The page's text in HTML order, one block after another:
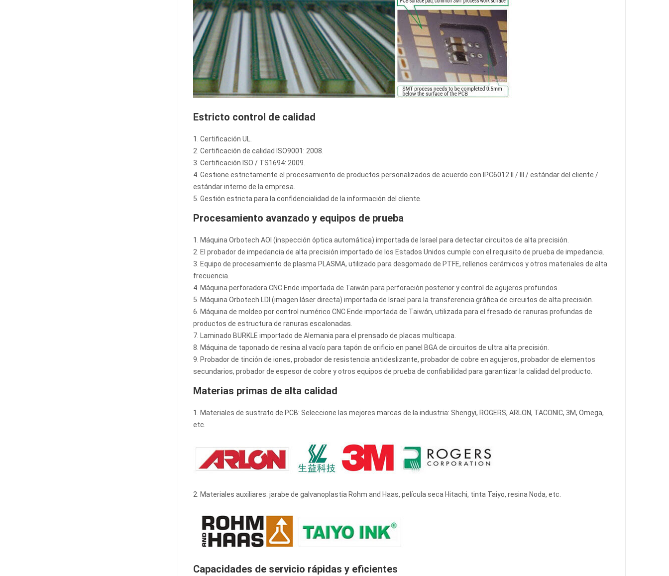
Estricto control de calidad
1. Certificación UL.
2. Certificación de calidad ISO9001: 2008.
3. Certificación ISO / TS1694: 2009.
4. Gestione estrictamente el procesamiento de productos personalizados de acuerdo con IPC6012 II / III / estándar del cliente /
estándar interno de la empresa.
5. Gestión estricta para la confidencialidad de la información del cliente.
Procesamiento avanzado y equipos de prueba
1. Máquina Orbotech AOI (inspección óptica automática) importada de Israel para detectar circuitos de alta precisión.
2. El probador de impedancia de alta precisión importado de los Estados Unidos cumple con el requisito de prueba de impedancia.
3. Equipo de procesamiento de plasma PLASMA, utilizado para desgomado de PTFE, rellenos cerámicos y otros materiales de alta
frecuencia.
4. Máquina perforadora CNC Ende importada de Taiwán para perforación posterior y control de agujeros profundos.
5. Máquina Orbotech LDI (imagen láser directa) importada de Israel para la transferencia gráfica de circuitos de alta precisión.
6. Máquina de moldeo por control numérico CNC Ende importada de Taiwán, utilizada para el fresado de ranuras profundas de
productos de estructura de ranuras escalonadas.
7. Laminado BURKLE importado de Alemania para el prensado de placas multicapa.
8. Máquina de taponado de resina al vacío para tapón de orificio en panel BGA de circuitos de ultra alta precisión.
9. Probador de tinción de iones, probador de resistencia antideslizante, probador de cobre en agujeros, probador de elementos
secundarios, probador de espesor de cobre y otros equipos de prueba de confiabilidad para garantizar la calidad del producto.
Materias primas de alta calidad
1. Materiales de sustrato de PCB: Seleccione las mejores marcas de la industria: Shengyi, ROGERS, ARLON, TACONIC, 3M, Omega,
etc.
2. Materiales auxiliares: jarabe de galvanoplastia Rohm and Haas, película seca Hitachi, tinta Taiyo, resina Noda, etc.
Capacidades de servicio rápidas y eficientes